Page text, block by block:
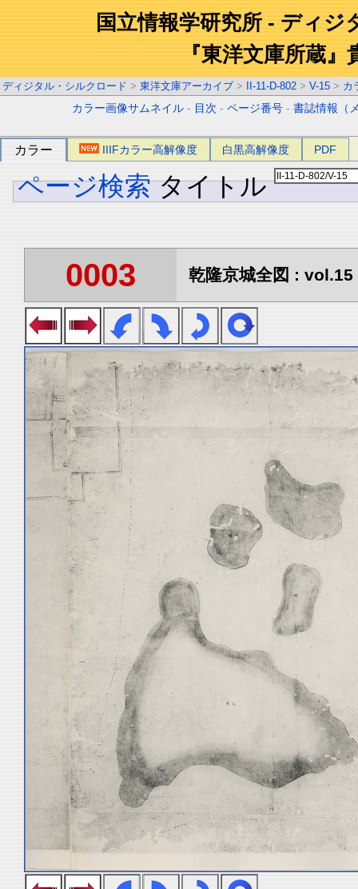
国立情報学研究所 - ディジ
『東洋文庫所蔵』
ディジタル・シルクロード > 東洋文庫アーカイブ > II-11-D-802 > V-15 > カ
カラー画像サムネイル - 目次 -ページ番号 -書誌情報（
カラー IIIFカラー高解像度 白黒高解像度 PDF
ページ検索 タイトル
0003 乾隆京城全図 : vol.15